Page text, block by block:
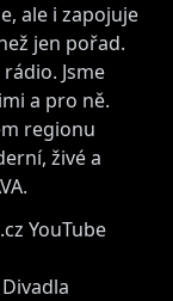
ale i zapojuje
jen pořad.
rádio. Jsme
a pro ně.
regionu
živé a
YouTube